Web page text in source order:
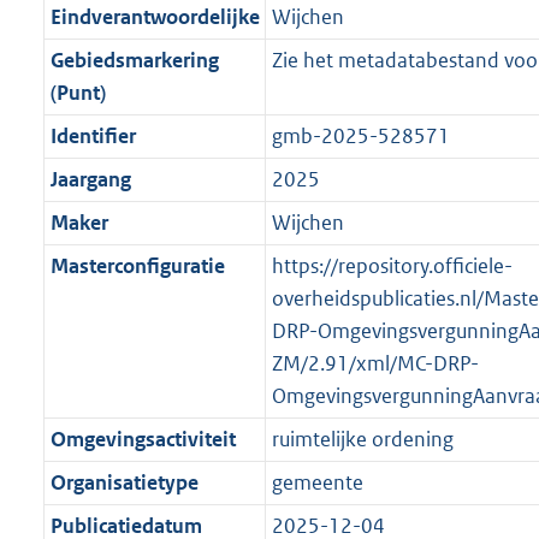
f
o
m
a
a
t
b
n
f
r
m
a
a
t
K
i
n
o
r
m
a
a
t
b
e
i
f
o
r
m
a
a
5
o
o
t
e
:
2
K
b
r
o
t
t
e
:
2
K
b
Eindverantwoordelijke Wijchen
Gebiedsmarkering
(Punt)
Zie het metadatabestand
Identifier
gmb-2025-528571
Jaargang
2025
Maker
Wijchen
Masterconfiguratie
https://repository.officiele-
overheidspublicaties.nl/
DRP-
ZM/2.91/xml/MC-DRP-
Omgevingsactiviteit
ruimtelijke ordening
Organisatietype
gemeente
Publicatiedatum
2025-12-04